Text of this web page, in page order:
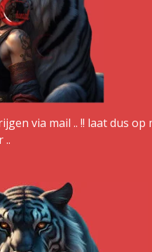
via mail .. !! laat dus op
..